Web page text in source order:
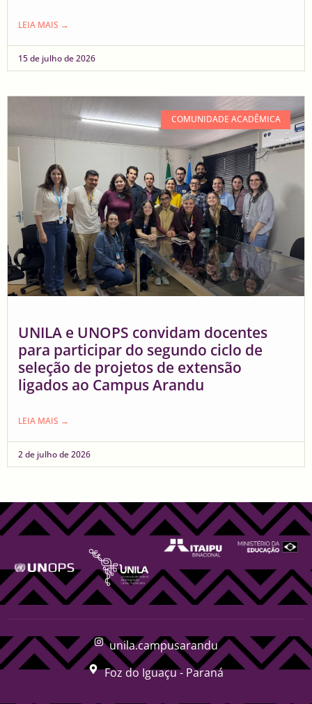
LEIA MAIS →
15 de julho de 2026
COMUNIDADE ACADÊMICA
UNILA e UNOPS convidam docentes
para participar do segundo ciclo de
seleção de projetos de extensão
ligados ao Campus Arandu
LEIA MAIS →
2 de julho de 2026
unila.campusarandu
Foz do Iguaçu - Paraná